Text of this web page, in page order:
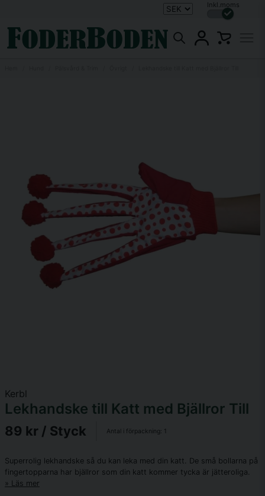
Inkl.moms
Kerbl
Lekhandske till Katt med Bjällror Till
89 kr / Styck Antal i förpackning: 1
Superrolig lekhandske så du kan leka med din katt. De små bollarna på
fingertopparna har bjällror som din katt kommer tycka är jätteroliga.
Läs mer